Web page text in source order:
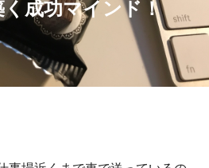
成功マインド！